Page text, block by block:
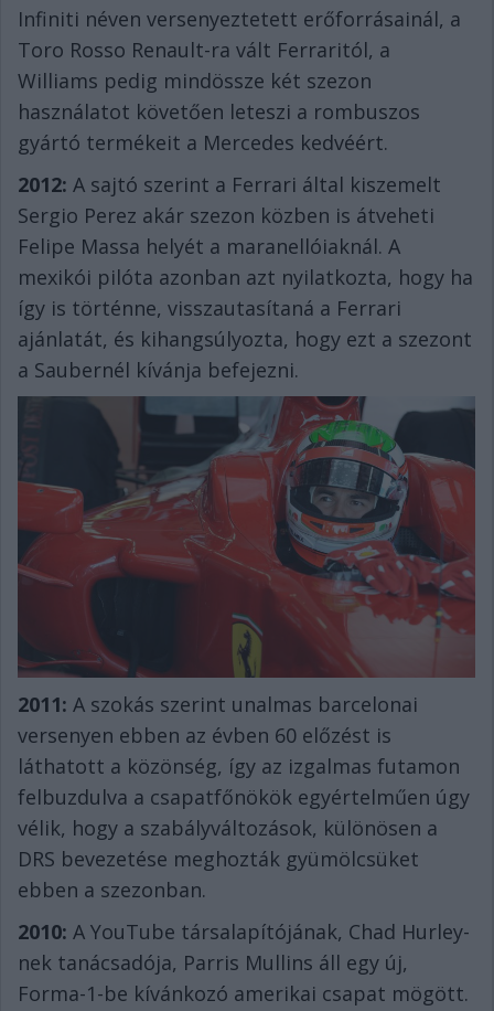
Infiniti néven versenyeztetett erőforrásainál, a
Toro Rosso Renault-ra vált Ferraritól, a
Williams pedig mindössze két szezon
használatot követően leteszi a rombuszos
gyártó termékeit a Mercedes kedvéért.
2012: A sajtó szerint a Ferrari által kiszemelt
Sergio Perez akár szezon közben is átveheti
Felipe Massa helyét a maranellóiaknál. A
mexikói pilóta azonban azt nyilatkozta, hogy ha
így is történne, visszautasítaná a Ferrari
ajánlatát, és kihangsúlyozta, hogy ezt a szezont
a Saubernél kívánja befejezni.
2011: A szokás szerint unalmas barcelonai
versenyen ebben az évben 60 előzést is
láthatott a közönség, így az izgalmas futamon
felbuzdulva a csapatfőnökök egyértelműen úgy
vélik, hogy a szabályváltozások, különösen a
DRS bevezetése meghozták gyümölcsüket
ebben a szezonban.
2010: A YouTube társalapítójának, Chad Hurley-
nek tanácsadója, Parris Mullins áll egy új,
Forma-1-be kívánkozó amerikai csapat mögött.